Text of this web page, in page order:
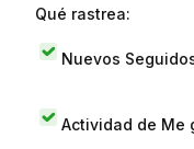
Qué rastrea:
Nuevos
Actividad de Me